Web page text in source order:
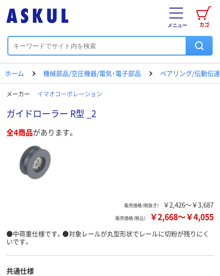
カゴ
メニュー
ホーム 機械部品/空圧機器/電気・電子部品 ベアリング/伝動伝
メーカー イマオコーポレーション
ガイドローラー R型 _2
全4商品があります。
販売価格（税抜き） ￥2,426～￥3,687
販売価格（税込） ￥2,668～￥4,055
●中荷重仕様です。●対象レールが丸型形状でレールに切粉が残りにく
いです。
共通仕様